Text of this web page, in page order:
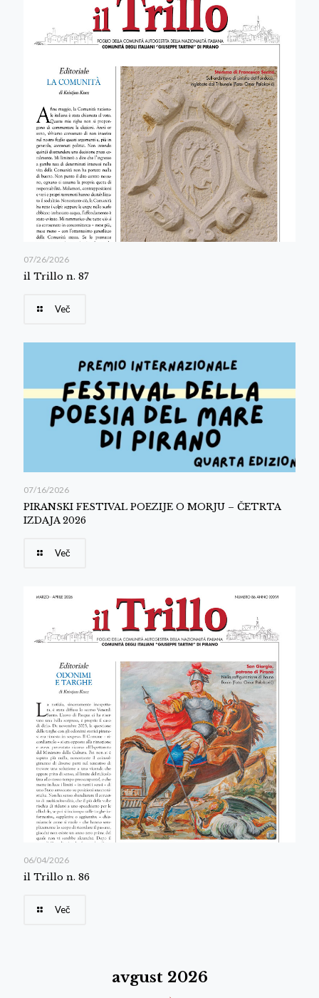
07/26/2026
il Trillo n. 87
Več
07/16/2026
PIRANSKI FESTIVAL POEZIJE O MORJU – ČETRTA
IZDAJA 2026
Več
06/04/2026
il Trillo n. 86
Več
avgust 2026